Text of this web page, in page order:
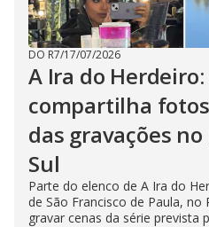
DO R7/17/07/2026
A Ira do
compartilha
das gravações
Sul
Parte do elenco de A Ira do
de São Francisco de Paula, no
gravar cenas da série prevista